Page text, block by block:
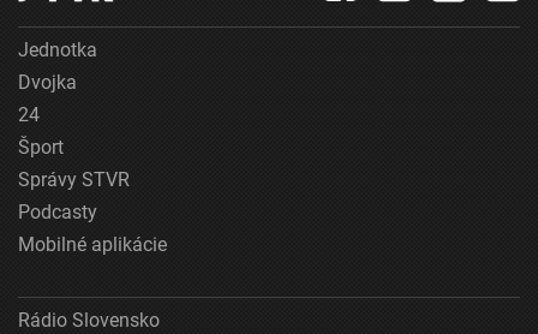
Jednotka
Dvojka
24
Šport
Správy STVR
Podcasty
Mobilné aplikácie
Rádio Slovensko